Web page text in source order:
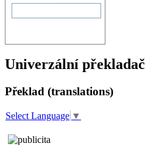
Univerzální překladač
Překlad (translations)
Select Language ▼